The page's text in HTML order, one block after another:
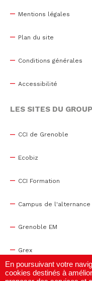
Mentions légales
Plan du site
Conditions générales
Accessibilité
LES SITES DU
CCI de Grenoble
Ecobiz
CCI Formation
Campus de l'alternance :
Grenoble EM
Grex
WTC Grenoble
En poursuivant votre
cookies destinés à